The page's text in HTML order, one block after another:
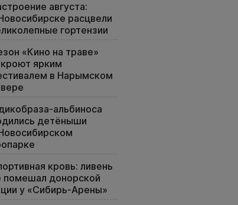
августа:
расцвели
гортензии
«Кино на траве»
ярким
в Нарымском
альбиноса
детёныши
кровь: ливень
помешал донорской
у «Сибирь-Арены»